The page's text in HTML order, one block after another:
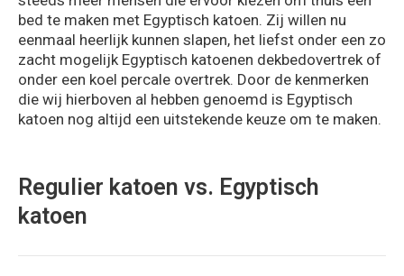
bed te maken met Egyptisch katoen. Zij willen nu
eenmaal heerlijk kunnen slapen, het liefst onder een zo
zacht mogelijk Egyptisch katoenen dekbedovertrek of
onder een koel percale overtrek. Door de kenmerken
die wij hierboven al hebben genoemd is Egyptisch
katoen nog altijd een uitstekende keuze om te maken.
Regulier katoen vs. Egyptisch
katoen